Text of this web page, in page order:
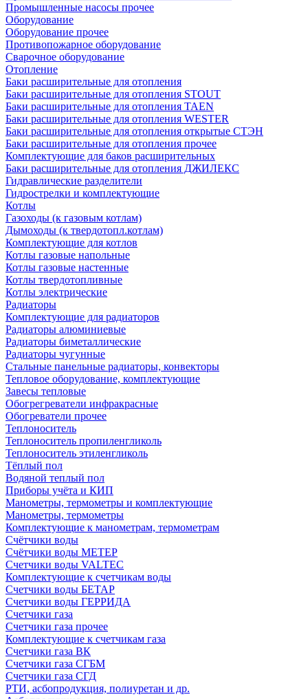
Промышленные насосы прочее
Оборудование
Оборудование прочее
Противопожарное оборудование
Сварочное оборудование
Отопление
Баки расширительные для отопления
Баки расширительные для отопления STOUT
Баки расширительные для отопления TAEN
Баки расширительные для отопления WESTER
Баки расширительные для отопления открытые СТЭН
Баки расширительные для отопления прочее
Комплектующие для баков расширительных
Баки расширительные для отопления ДЖИЛЕКС
Гидравлические разделители
Гидрострелки и комплектующие
Котлы
Газоходы (к газовым котлам)
Дымоходы (к твердотопл.котлам)
Комплектующие для котлов
Котлы газовые напольные
Котлы газовые настенные
Котлы твердотопливные
Котлы электрические
Радиаторы
Комплектующие для радиаторов
Радиаторы алюминиевые
Радиаторы биметаллические
Радиаторы чугунные
Стальные панельные радиаторы, конвекторы
Тепловое оборудование, комплектующие
Завесы тепловые
Обогрегреватели инфракрасные
Обогреватели прочее
Теплоноситель
Теплоноситель пропиленгликоль
Теплоноситель этиленгликоль
Тёплый пол
Водяной теплый пол
Приборы учёта и КИП
Манометры, термометры и комплектующие
Манометры, термометры
Комплектующие к манометрам, термометрам
Счётчики воды
Счётчики воды МЕТЕР
Счетчики воды VALTEC
Комплектующие к счетчикам воды
Счетчики воды БЕТАР
Счетчики воды ГЕРРИДА
Счетчики газа
Счетчики газа прочее
Комплектующие к счетчикам газа
Счетчики газа ВК
Счетчики газа СГБМ
Счетчики газа СГД
РТИ, асбопродукция, полиуретан и др.